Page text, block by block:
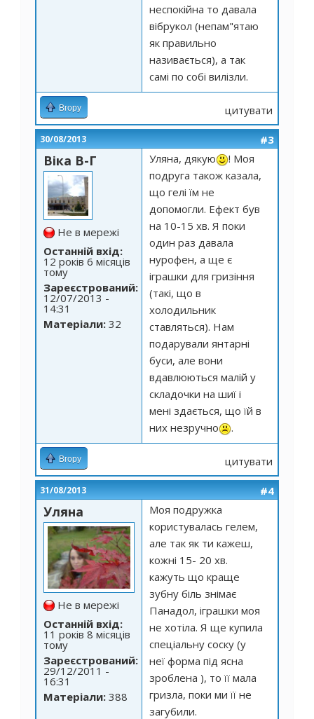
неспокійна то давала
вібрукол (непам"ятаю
як правильно
називається), а так
самі по собі вилізли.
Вгору цитувати
30/08/2013 #3
Віка В-Г
Не в мережі
Останній вхід:
12 років 6 місяців
тому
Зареєстрований:
12/07/2013 -
14:31
Матеріали: 32
Уляна, дякую
! Моя
подруга також казала,
що гелі їм не
допомогли. Ефект був
на 10-15 хв. Я поки
один раз давала
нурофен, а ще є
іграшки для гризіння
(такі, що в
холодильник
ставляться). Нам
подарували янтарні
буси, але вони
вдавлюються малій у
складочки на шиї і
мені здається, що їй в
них незручно
.
Вгору цитувати
31/08/2013 #4
Уляна
Не в мережі
Останній вхід:
11 років 8 місяців
тому
Зареєстрований:
29/12/2011 -
16:31
Матеріали: 388
Моя подружка
користувалась гелем,
але так як ти кажеш,
кожні 15- 20 хв.
кажуть що краще
зубну біль знімає
Панадол, іграшки моя
не хотіла. Я ще купила
спеціальну соску (у
неї форма під ясна
зроблена ), то її мала
гризла, поки ми її не
загубили.